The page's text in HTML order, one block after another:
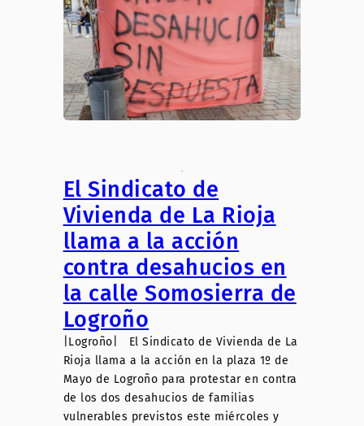
.
El Sindicato de
Vivienda de La Rioja
llama a la acción
contra desahucios en
la calle Somosierra de
Logroño
|Logroño| El Sindicato de Vivienda de La
Rioja llama a la acción en la plaza 1º de
Mayo de Logroño para protestar en contra
de los dos desahucios de familias
vulnerables previstos este miércoles y